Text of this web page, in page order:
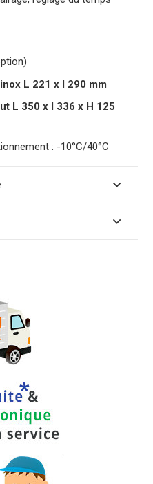
L 221 x l 290 mm
L 350 x l 336 x H 125
: -10°C/40°C